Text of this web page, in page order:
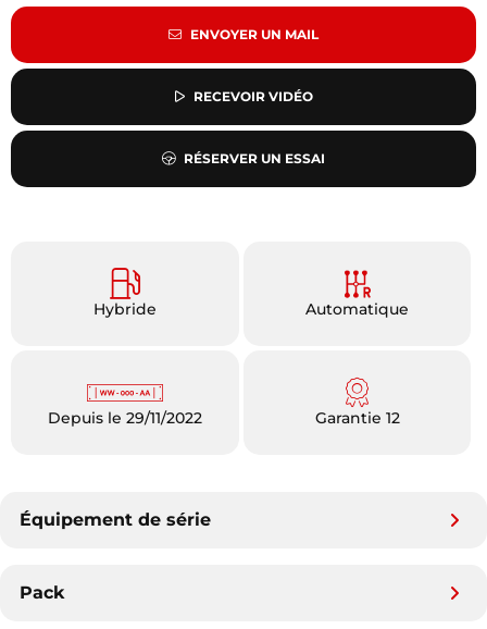
ENVOYER UN MAIL
RECEVOIR VIDÉO
RÉSERVER UN ESSAI
Hybride Automatique
Depuis le 29/11/2022 Garantie 12
Équipement de série
Pack